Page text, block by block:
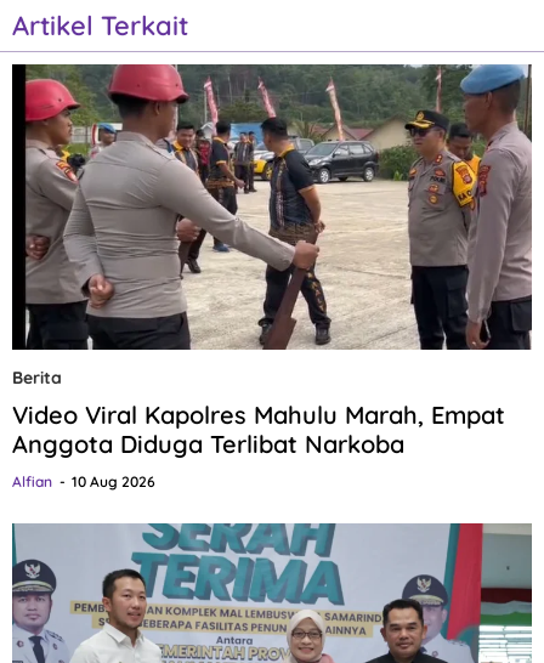
Artikel Terkait
Berita
Video Viral Kapolres Mahulu Marah, Empat
Anggota Diduga Terlibat Narkoba
Alfian 10 Aug 2026